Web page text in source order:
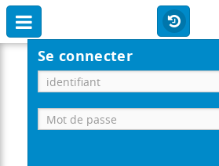
Se connecter